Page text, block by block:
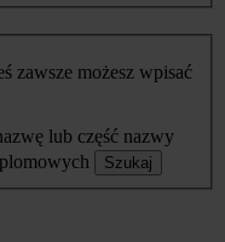
zawsze możesz wpisać
lub część nazwy
Szukaj